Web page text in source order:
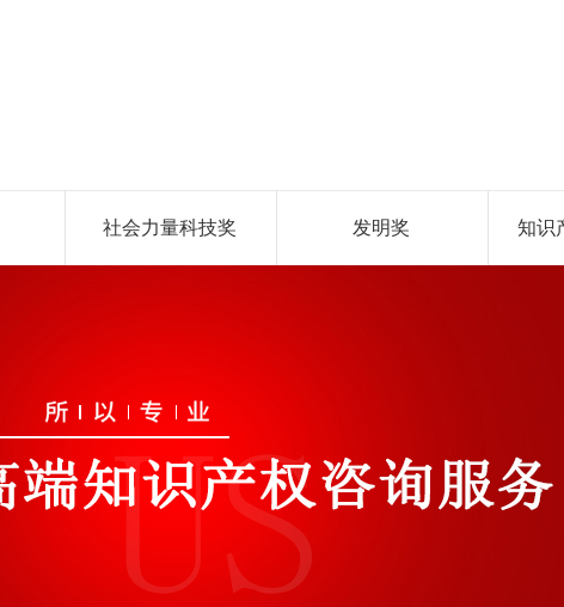
社会力量科技奖 发明奖 知识